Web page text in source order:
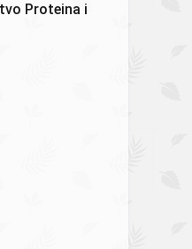
Proteina i